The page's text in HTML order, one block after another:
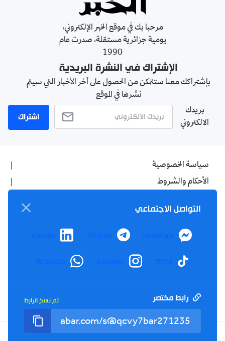
مرحبا بك في موقع الخبر الإلكتروني،
يومية جزائرية مستقلة، صدرت عام
1990
الإشتراك في النشرة البريدية
بإشتراكك معنا ستتمكن من الحصول على آخر الأخبار التي سيتم
نشرها في الموقع
بريدك
الالكتروني
اشتراك
سياسة الخصوصية
الأحكام والشروط
اتصل بنا
من نحن
Facebook
YouTube
TikTok
Twitter
Tel : +213(0)023 31 69 04 - eMail :info@elkhabar.com
التواصل الاجتماعي
Messenger
Telegram
LinkedIn
TikTok
Instagram
WhatsApp
رابط مختصر تم نسخ الرابط